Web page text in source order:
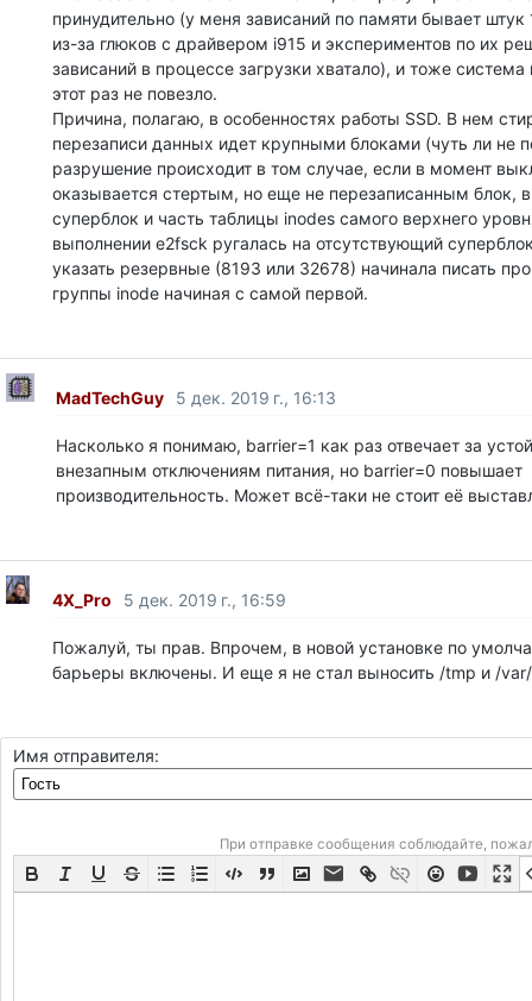
принудительно (у меня зависаний по памяти бывает
из-за глюков с драйвером i915 и экспериментов по их
зависаний в процессе загрузки хватало), и тоже
этот раз не повезло.
Причина, полагаю, в особенностях работы SSD. В нем
перезаписи данных идет крупными блоками (чуть ли не
разрушение происходит в том случае, если в момент
оказывается стертым, но еще не перезаписанным блок,
суперблок и часть таблицы inodes самого верхнего
выполнении e2fsck ругалась на отсутствующий
указать резервные (8193 или 32678) начинала писать
группы inode начиная с самой первой.
MadTechGuy 5 дек. 2019 г., 16:13
Насколько я понимаю, barrier=1 как раз отвечает за
внезапным отключениям питания, но barrier=0 повышает
производительность. Может всё-таки не стоит её
4X_Pro 5 дек. 2019 г., 16:59
Пожалуй, ты прав. Впрочем, в новой установке по
барьеры включены. И еще я не стал выносить /tmp и /
Имя отправителя:
При отправке сообщения соблюдайте,